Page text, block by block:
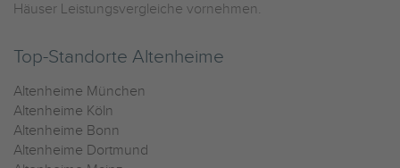
Häuser Leistungsvergleiche vornehmen.
Top-Standorte Altenheime
Altenheime München
Altenheime Köln
Altenheime Bonn
Altenheime Dortmund